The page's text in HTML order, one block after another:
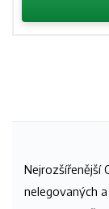
Nejrozšířenější
nelegovaných